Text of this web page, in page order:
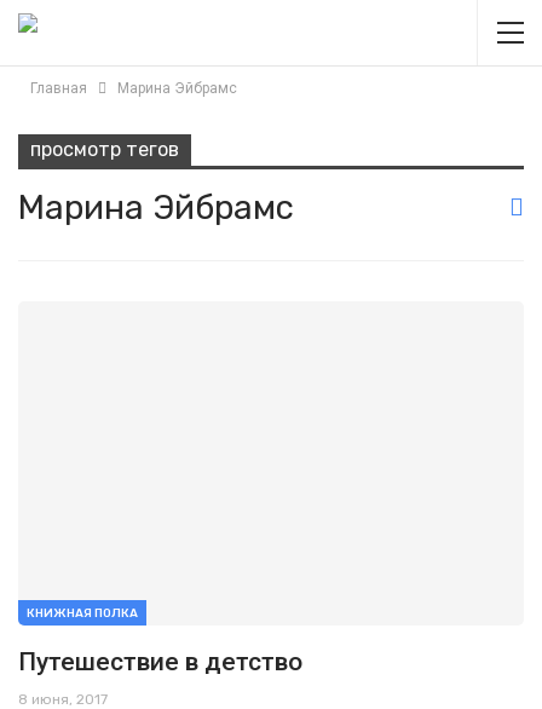
Главная Марина Эйбрамс
просмотр тегов
Марина Эйбрамс
КНИЖНАЯ ПОЛКА
Путешествие в детство
8 июня, 2017